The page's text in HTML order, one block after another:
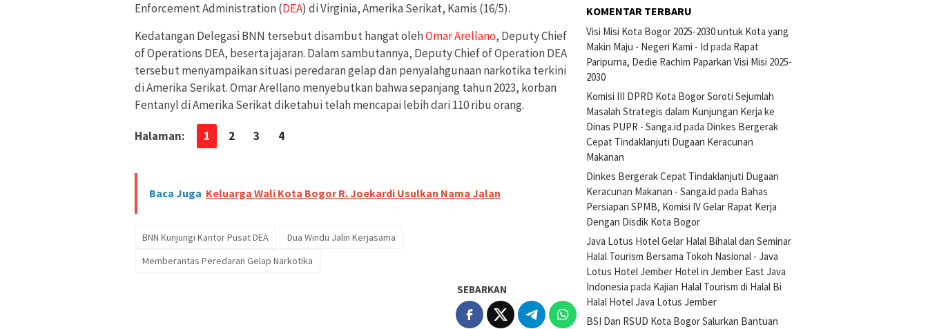
Enforcement Administration (DEA) di Virginia, Amerika Serikat, Kamis (16/5).
Kedatangan Delegasi BNN tersebut disambut hangat olehOmar Arellano, Deputy Chief
of Operations DEA, beserta jajaran. Dalam sambutannya, Deputy Chief of Operation DEA
tersebut menyampaikan situasi peredaran gelap dan penyalahgunaan narkotika terkini
di Amerika Serikat. Omar Arellano menyebutkan bahwa sepanjang tahun 2023, korban
Fentanyl di Amerika Serikat diketahui telah mencapai lebih dari 110 ribu orang.
Halaman: 1 2 3 4
Baca Juga Keluarga Wali Kota Bogor R. Joekardi Usulkan Nama Jalan
BNN Kunjungi Kantor Pusat DEA
Dua Windu Jalin Kerjasama
Memberantas Peredaran Gelap Narkotika
SEBARKAN
KOMENTAR TERBARU
Visi Misi Kota Bogor 2025-2030 untuk Kota yang
Makin Maju - Negeri Kami - Id pada Rapat
Paripurna, Dedie Rachim Paparkan Visi Misi 2025-
2030
Komisi III DPRD Kota Bogor Soroti Sejumlah
Masalah Strategis dalam Kunjungan Kerja ke
Dinas PUPR - Sanga.id pada Dinkes Bergerak
Cepat Tindaklanjuti Dugaan Keracunan
Makanan
Dinkes Bergerak Cepat Tindaklanjuti Dugaan
Keracunan Makanan - Sanga.id pada Bahas
Persiapan SPMB, Komisi IV Gelar Rapat Kerja
Dengan Disdik Kota Bogor
Java Lotus Hotel Gelar Halal Bihalal dan Seminar
Halal Tourism Bersama Tokoh Nasional - Java
Lotus Hotel Jember Hotel in Jember East Java
Indonesia pada Kajian Halal Tourism di Halal Bi
Halal Hotel Java Lotus Jember
BSI Dan RSUD Kota Bogor Salurkan Bantuan